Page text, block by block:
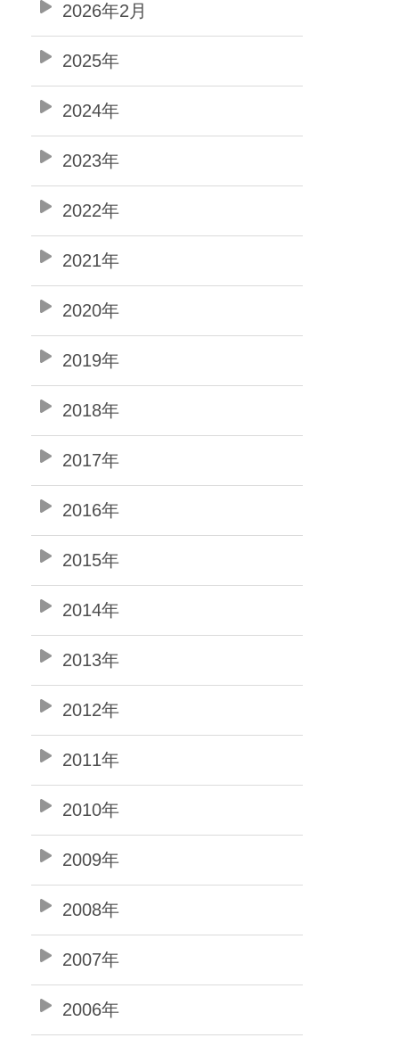
2026年2月
2025年
2024年
2023年
2022年
2021年
2020年
2019年
2018年
2017年
2016年
2015年
2014年
2013年
2012年
2011年
2010年
2009年
2008年
2007年
2006年